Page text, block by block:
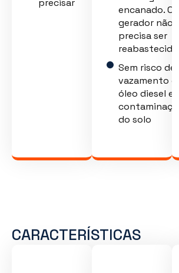
precisar
encanado. O
gerador não
precisa ser
reabastecido
Sem risco de
vazamento de
óleo diesel e
contaminação
do solo
CARACTERÍSTICAS